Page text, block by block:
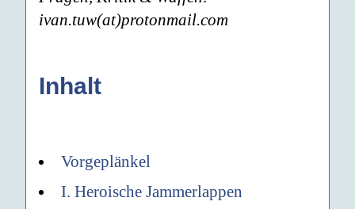
ivan.tuw(at)protonmail.com
Inhalt
Vorgeplänkel
I. Heroische Jammerlappen